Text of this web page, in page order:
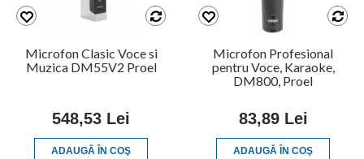
Microfon Clasic Voce si
Muzica DM55V2 Proel
548,53 Lei
ADAUGĂ ÎN COŞ
Microfon Profesional
pentru Voce, Karaoke,
DM800, Proel
83,89 Lei
ADAUGĂ ÎN COŞ